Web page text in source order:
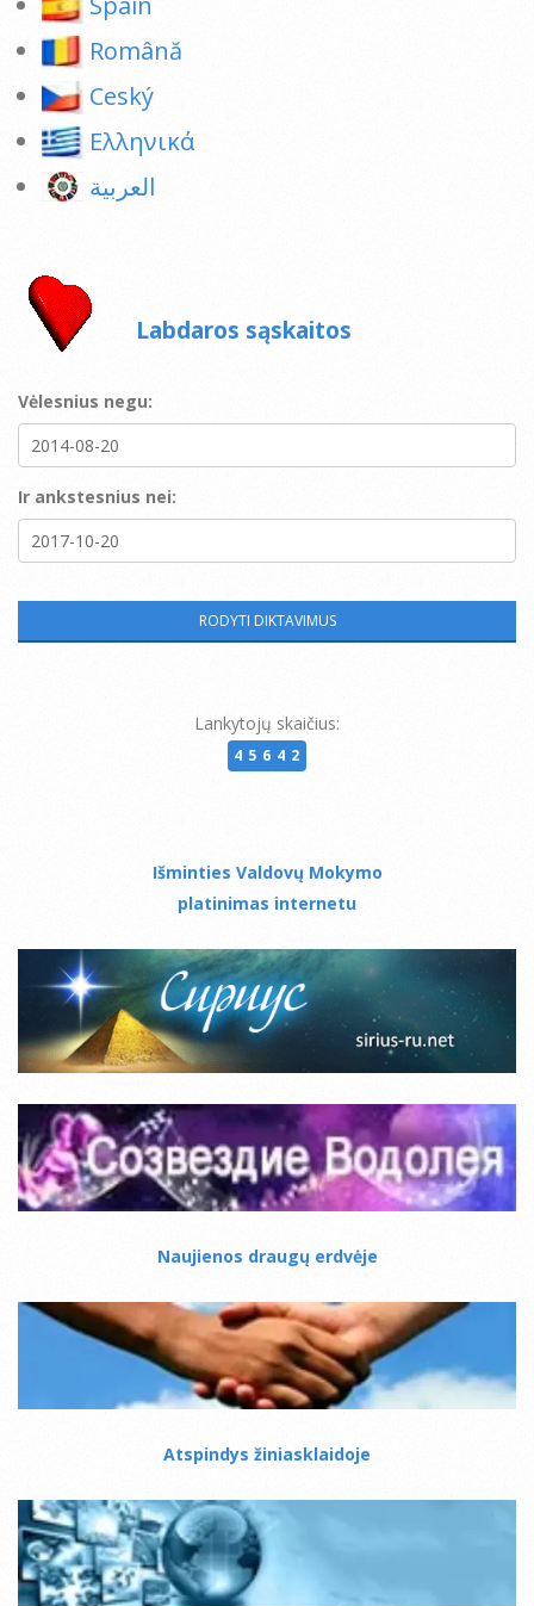
Română
Ceský
Ελληνικά
العربية
Labdaros sąskaitos
Vėlesnius negu:
Ir ankstesnius nei:
Lankytojų skaičius:
45642
Išminties Valdovų Mokymo
platinimas internetu
Naujienos draugų erdvėje
Atspindys žiniasklaidoje